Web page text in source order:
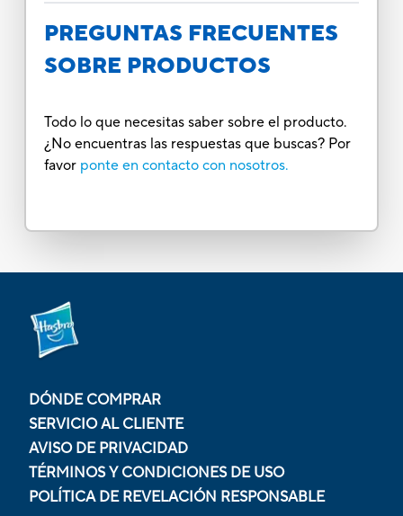
PREGUNTAS FRECUENTES
SOBRE PRODUCTOS
Todo lo que necesitas saber sobre el producto.
¿No encuentras las respuestas que buscas? Por
favor ponte en contacto con nosotros.
DÓNDE COMPRAR
SERVICIO AL CLIENTE
AVISO DE PRIVACIDAD
TÉRMINOS Y CONDICIONES DE USO
POLÍTICA DE REVELACIÓN RESPONSABLE